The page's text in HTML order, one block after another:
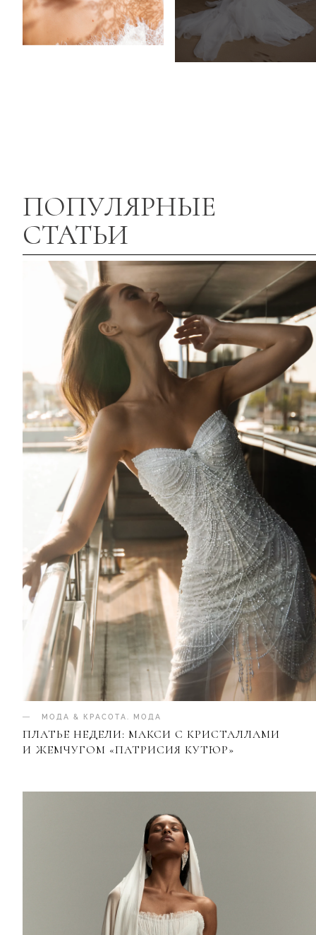
ПОПУЛЯРНЫЕ
СТАТЬИ
МОДА & КРАСОТА. МОДА
ПЛАТЬЕ НЕДЕЛИ: МАКСИ С КРИСТАЛЛАМИ
И ЖЕМЧУГОМ «ПАТРИСИЯ КУТЮР»